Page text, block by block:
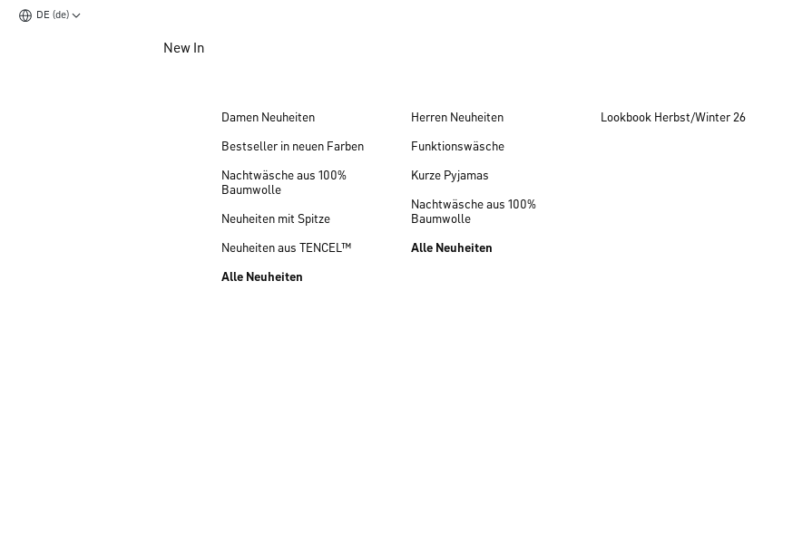
DE (de)
Zum Hauptinhalt springenNew In
Damen Neuheiten
Bestseller in neuen Farben
Nachtwäsche aus 100%
Baumwolle
Neuheiten mit Spitze
Neuheiten aus TENCEL™
Alle Neuheiten
Herren Neuheiten
Funktionswäsche
Kurze Pyjamas
Nachtwäsche aus 100%
Baumwolle
Alle Neuheiten
Lookbook Herbst/Winter 26